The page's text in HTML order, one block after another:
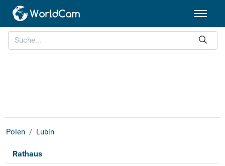
Polen Lubin
Rathaus